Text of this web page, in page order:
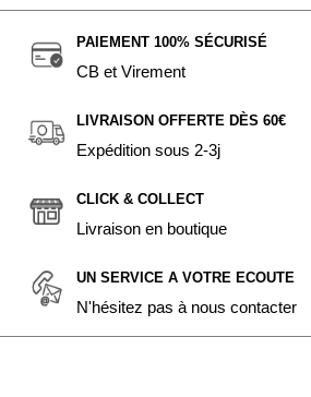
PAIEMENT 100% SÉCURISÉ
CB et Virement
LIVRAISON OFFERTE DÈS 60€
Expédition sous 2-3j
CLICK & COLLECT
Livraison en boutique
UN SERVICE A VOTRE ECOUTE
N'hésitez pas à nous contacter